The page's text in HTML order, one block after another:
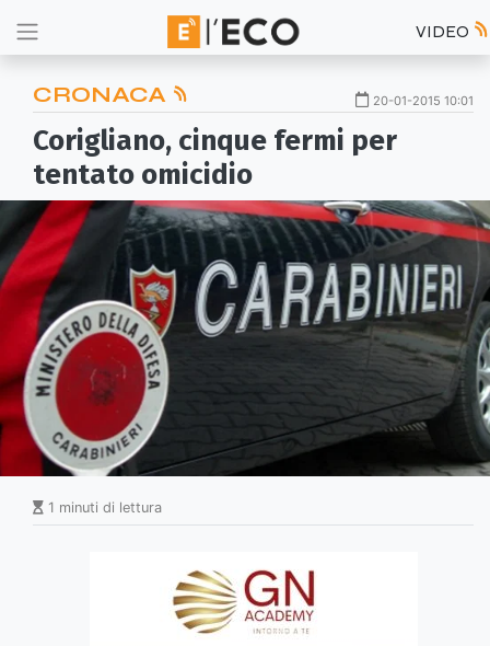
VIDEO
CRONACA 20-01-2015 10:01
Corigliano, cinque fermi per
tentato omicidio
1 minuti di lettura